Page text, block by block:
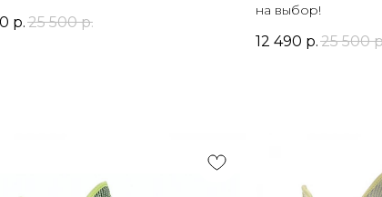
р.25 500 р.
на выбор!
12 490 р. 25 500